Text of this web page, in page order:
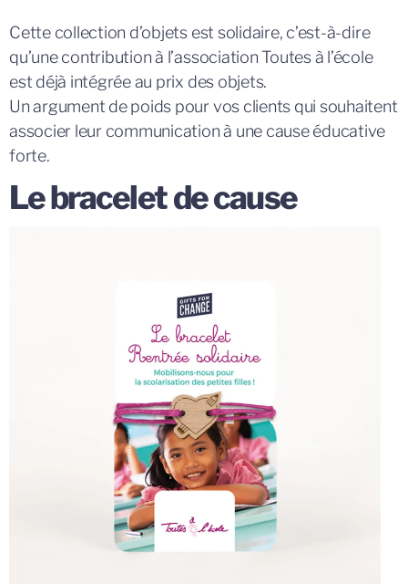
Cette collection d’objets est solidaire, c’est-à-dire
qu’une contribution à l’association Toutes à l’école
est déjà intégrée au prix des objets.
Un argument de poids pour vos clients qui souhaitent
associer leur communication à une cause éducative
forte.
Le bracelet de cause